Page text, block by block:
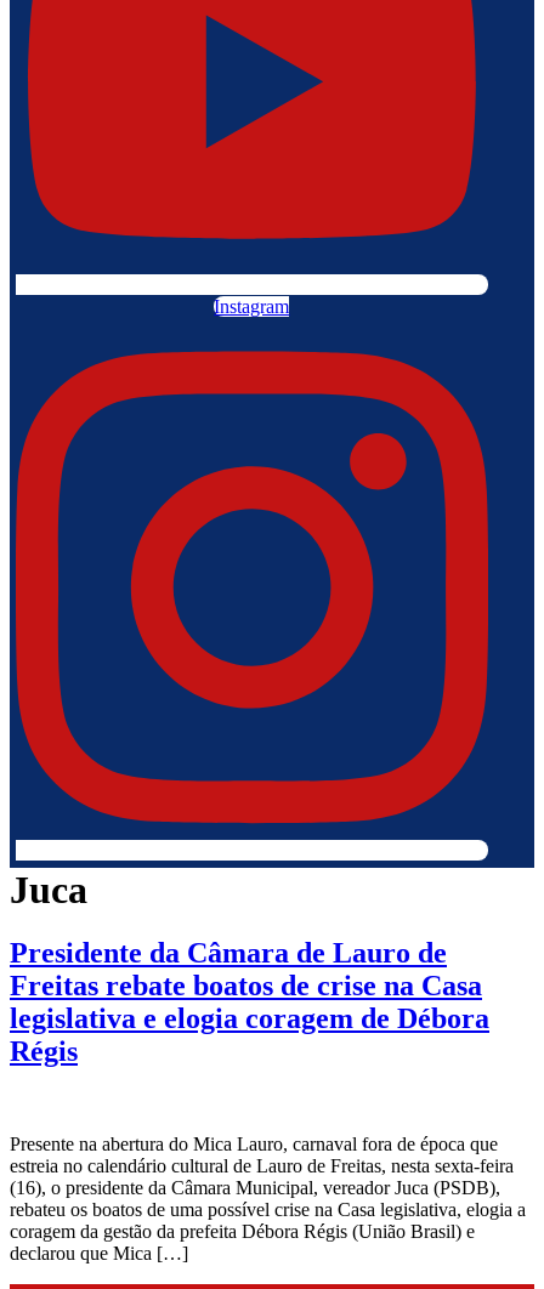
Instagram
Juca
Presidente da Câmara de Lauro de
Freitas rebate boatos de crise na Casa
legislativa e elogia coragem de Débora
Régis
Presente na abertura do Mica Lauro, carnaval fora de época que
estreia no calendário cultural de Lauro de Freitas, nesta sexta-feira
(16), o presidente da Câmara Municipal, vereador Juca (PSDB),
rebateu os boatos de uma possível crise na Casa legislativa, elogia a
coragem da gestão da prefeita Débora Régis (União Brasil) e
declarou que Mica […]